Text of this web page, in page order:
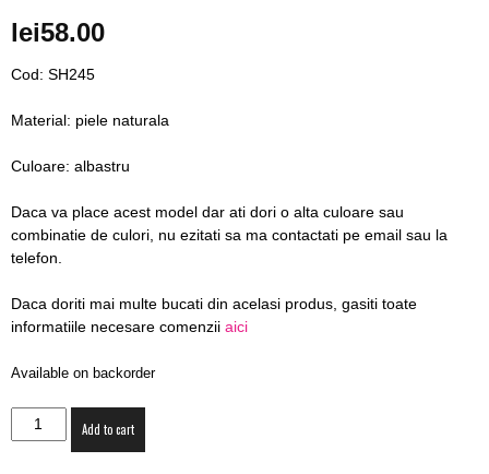
lei58.00
Cod: SH245
Material: piele naturala
Culoare: albastru
Daca va place acest model dar ati dori o alta culoare sau
combinatie de culori, nu ezitati sa ma contactati pe email sau la
telefon.
Daca doriti mai multe bucati din acelasi produs, gasiti toate
informatiile necesare comenzii aici
Available on backorder
Clipsuri
pentru
Add to cart